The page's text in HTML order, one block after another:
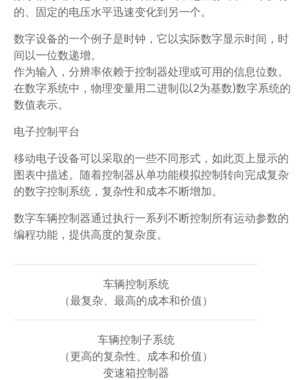
的、固定的电压水平迅速变化到另一个。
数字设备的一个例子是时钟，它以实际数字显示时间，时
间以一位数递增。
作为输入，分辨率依赖于控制器处理或可用的信息位数。
在数字系统中，物理变量用二进制(以2为基数)数字系统的
数值表示。
电子控制平台
移动电子设备可以采取的一些不同形式，如此页上显示的
图表中描述。随着控制器从单功能模拟控制转向完成复杂
的数字控制系统，复杂性和成本不断增加。
数字车辆控制器通过执行一系列不断控制所有运动参数的
编程功能，提供高度的复杂度。
车辆控制系统
（最复杂、最高的成本和价值）
车辆控制子系统
（更高的复杂性、成本和价值）
变速箱控制器